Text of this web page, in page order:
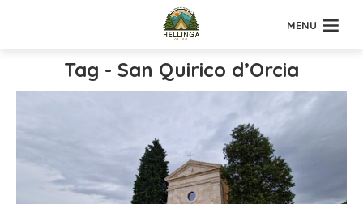
MENU
Tag - San Quirico d’Orcia